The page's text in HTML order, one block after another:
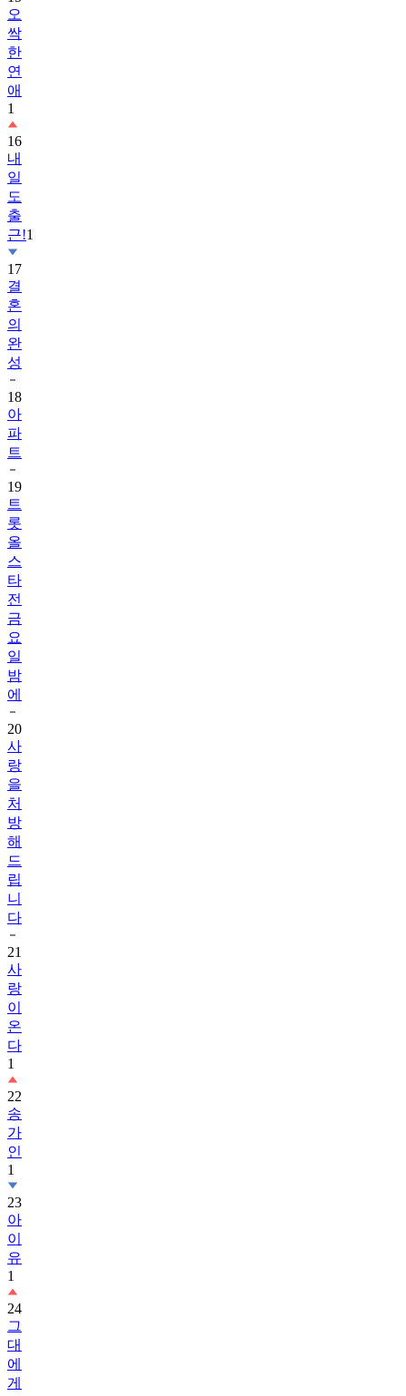
오
싹
한
연
애
1
16
내
일
도
출
근!1
17
결
혼
의
완
성
18
아
파
트
19
트
롯
올
스
타
전
금
요
일
밤
에
20
사
랑
을
처
방
해
드
립
니
다
21
사
랑
이
온
다
1
22
송
가
인
1
23
아
이
유
1
24
그
대
에
게